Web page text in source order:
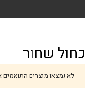
כחול שחור
לא נמצאו מוצרים התואמים